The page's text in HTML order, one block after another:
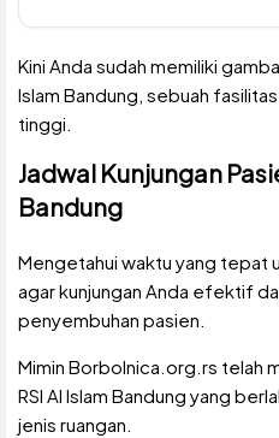
Kini Anda sudah memiliki
Islam Bandung, sebuah
tinggi.
Jadwal Kunjungan
Bandung
Mengetahui waktu yang tepat
agar kunjungan Anda efektif
penyembuhan pasien.
Mimin Borbolnica.org.rs telah
RSI Al Islam Bandung yang
jenis ruangan.